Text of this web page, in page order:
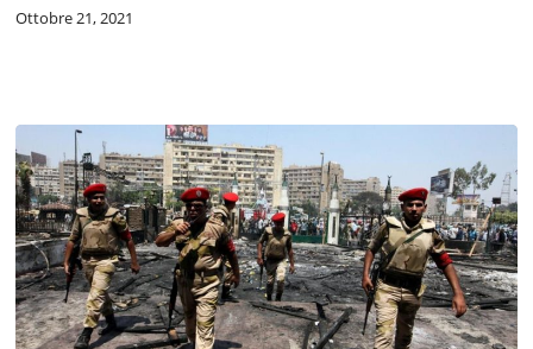
Ottobre 21, 2021